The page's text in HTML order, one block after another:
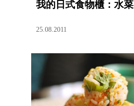
我的日式食物櫃：水菜
25.08.2011